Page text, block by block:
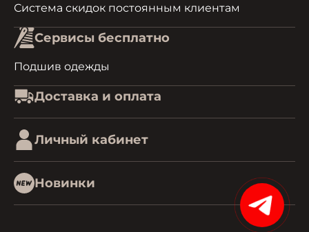
Система скидок постоянным клиентам
Сервисы бесплатно
Подшив одежды
Доставка и оплата
Личный кабинет
Новинки
15%